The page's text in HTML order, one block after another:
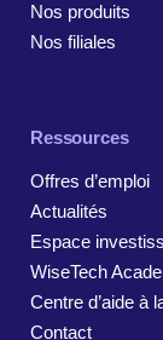
Nos produits
Nos filiales
Ressources
Offres d’emploi
Actualités
Espace
WiseTech
Centre d’aide à
Contact